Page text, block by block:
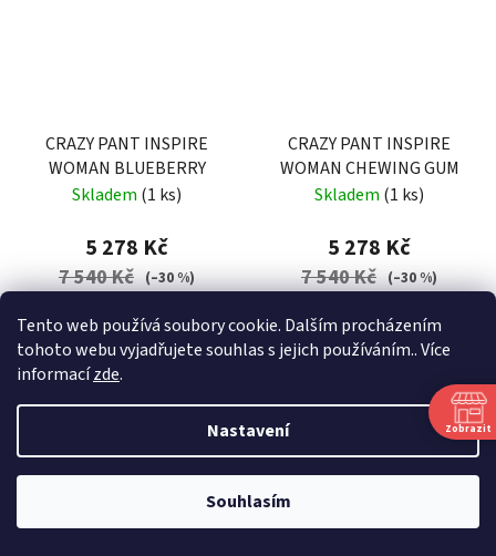
Tento web používá soubory cookie. Dalším procházením
tohoto webu vyjadřujete souhlas s jejich používáním.. Více
informacízde.
Nastavení
Souhlasím
CRAZY PANT INSPIRE
WOMAN BLUEBERRY
Skladem (1 ks)
5 278 Kč
7 540 Kč (–30 %)
DETAIL
Dámské technické kalhoty
horských podmínek
CRAZY PANT INSPIRE
WOMAN CHEWING GUM
Skladem (1 ks)
5 278 Kč
7 540 Kč (–30 %)
DETAIL
Dámské technické kalhoty
vhodné do náročných
horských podmínek
Zobrazit